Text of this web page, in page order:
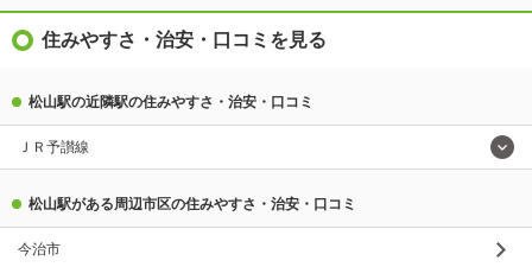
住みやすさ・治安・口コミを見る
松山駅の近隣駅の住みやすさ・治安・口コミ
ＪＲ予讃線
松山駅がある周辺市区の住みやすさ・治安・口コミ
今治市